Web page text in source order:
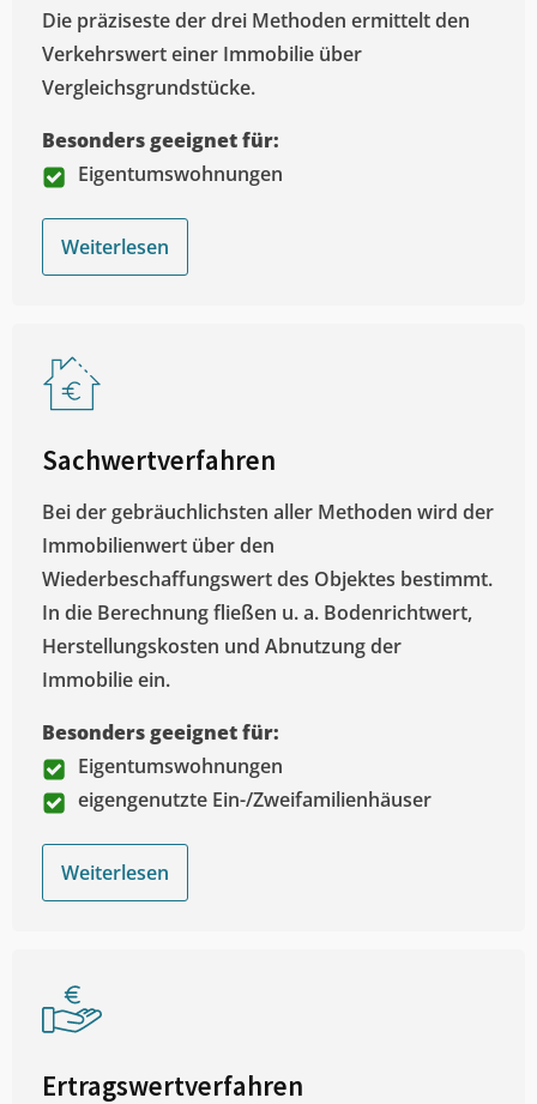
Die präziseste der drei Methoden ermittelt den
Verkehrswert einer Immobilie über
Vergleichsgrundstücke.
Besonders geeignet für:
Eigentumswohnungen
Weiterlesen
Sachwertverfahren
Bei der gebräuchlichsten aller Methoden wird der
Immobilienwert über den
Wiederbeschaffungswert des Objektes bestimmt.
In die Berechnung fließen u. a. Bodenrichtwert,
Herstellungskosten und Abnutzung der
Immobilie ein.
Besonders geeignet für:
Eigentumswohnungen
eigengenutzte Ein-/Zweifamilienhäuser
Weiterlesen
Ertragswertverfahren